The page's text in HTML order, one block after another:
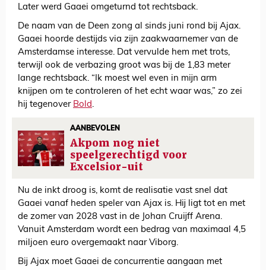
Later werd Gaaei omgeturnd tot rechtsback.
De naam van de Deen zong al sinds juni rond bij Ajax.
Gaaei hoorde destijds via zijn zaakwaarnemer van de
Amsterdamse interesse. Dat vervulde hem met trots,
terwijl ook de verbazing groot was bij de 1,83 meter
lange rechtsback. “Ik moest wel even in mijn arm
knijpen om te controleren of het echt waar was,” zo zei
hij tegenover Bold.
AANBEVOLEN
Akpom nog niet
speelgerechtigd voor
Excelsior-uit
Nu de inkt droog is, komt de realisatie vast snel dat
Gaaei vanaf heden speler van Ajax is. Hij ligt tot en met
de zomer van 2028 vast in de Johan Cruijff Arena.
Vanuit Amsterdam wordt een bedrag van maximaal 4,5
miljoen euro overgemaakt naar Viborg.
Bij Ajax moet Gaaei de concurrentie aangaan met